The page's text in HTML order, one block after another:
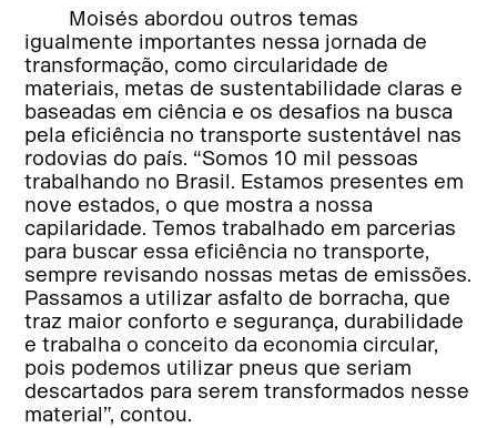
Moisés abordou outros temas
igualmente importantes nessa jornada de
transformação, como circularidade de
materiais, metas de sustentabilidade claras e
baseadas em ciência e os desafios na busca
pela eficiência no transporte sustentável nas
rodovias do país. “Somos 10 mil pessoas
trabalhando no Brasil. Estamos presentes em
nove estados, o que mostra a nossa
capilaridade. Temos trabalhado em parcerias
para buscar essa eficiência no transporte,
sempre revisando nossas metas de emissões.
Passamos a utilizar asfalto de borracha, que
traz maior conforto e segurança, durabilidade
e trabalha o conceito da economia circular,
pois podemos utilizar pneus que seriam
descartados para serem transformados nesse
material”, contou.